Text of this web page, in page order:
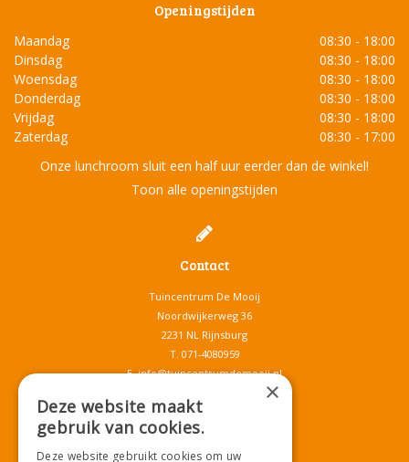
Openingstijden
Maandag
08:30 - 18:00
Dinsdag
08:30 - 18:00
Woensdag
08:30 - 18:00
Donderdag
08:30 - 18:00
Vrijdag
08:30 - 18:00
Zaterdag
08:30 - 17:00
Onze lunchroom sluit een half uur eerder dan de winkel!
Toon alle openingstijden
Contact
Tuincentrum De Mooij
Noordwijkerweg 36
2231 NL Rijnsburg
T. 071-4080959
E.info@tuincentrumdemooij.nl
Download onze App!
×
Deze website maakt
gebruik van cookies.
Deze website gebruikt cookies om uw